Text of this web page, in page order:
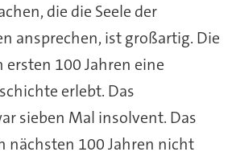
die die Seele der
ansprechen, ist großartig. Die
100 Jahren eine
erlebt. Das
sieben Mal insolvent. Das
nächsten 100 Jahren nicht